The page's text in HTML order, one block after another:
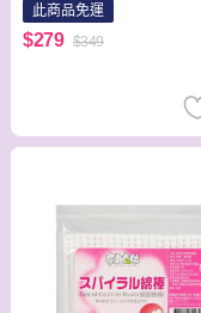
此商品免運
$279 $349